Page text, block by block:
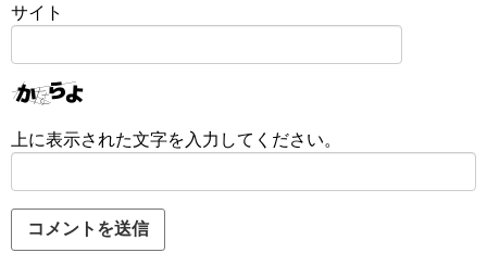
サイト
上に表示された文字を入力してください。